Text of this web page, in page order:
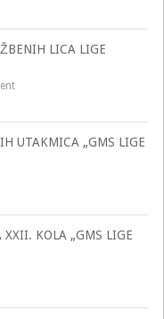
LICA LIGE
UTAKMICA „GMS LIGE
XXII. KOLA „GMS LIGE